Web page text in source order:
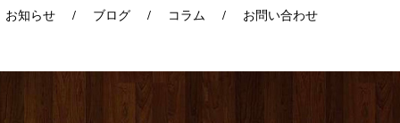
お知らせ ブログ コラム お問い合わせ